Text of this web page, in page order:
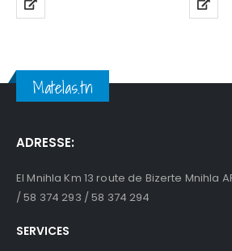
Matelas.tn
ADRESSE:
El Mnihla Km 13 route de Bizerte Mnihla
/ 58 374 293 / 58 374 294
SERVICES